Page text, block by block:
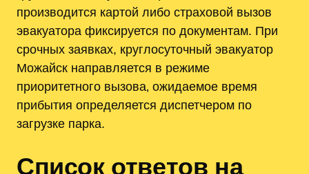
производится картой либо страховой вызов
эвакуатора фиксируется по документам. При
срочных заявках, круглосуточный эвакуатор
Можайск направляется в режиме
приоритетного вызова‚ ожидаемое время
прибытия определяется диспетчером по
загрузке парка.
Список ответов на